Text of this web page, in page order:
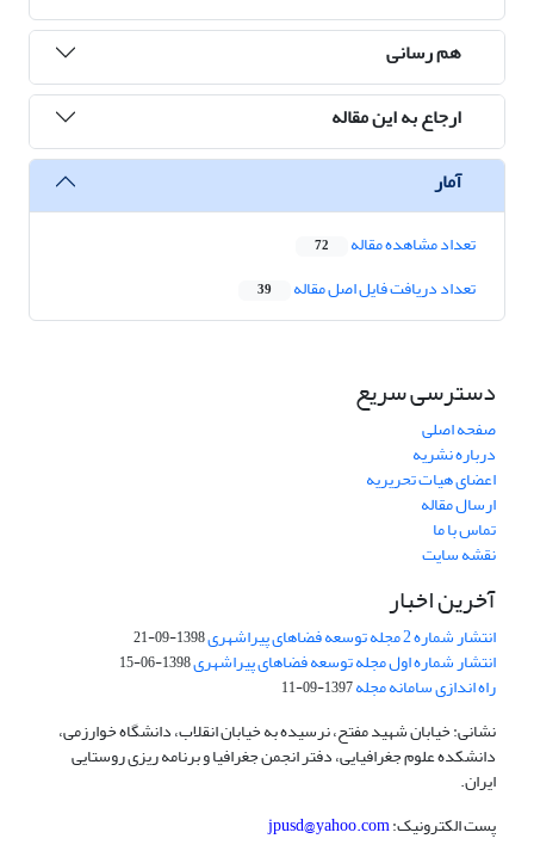
هم رسانی
ارجاع به این مقاله
آمار
تعداد مشاهده مقاله 72
تعداد دریافت فایل اصل مقاله 39
دسترسی سریع
صفحه اصلی
درباره نشریه
اعضای هیات تحریریه
ارسال مقاله
تماس با ما
نقشه سایت
آخرین اخبار
انتشار شماره 2 مجله توسعه فضاهای پیراشهری 1398-09-21
انتشار شماره اول مجله توسعه فضاهای پیراشهری1398-06-15
راه اندازی سامانه مجله1397-09-11
نشانی: خیابان شهید مفتح، نرسیده به خیابان انقلاب، دانشگاه خوارزمی،
دانشکده علوم جغرافیایی، دفتر انجمن جغرافیا و برنامه ریزی روستایی
ایران.
پست الکترونیک:jpusd@yahoo.com